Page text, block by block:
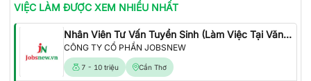
VIỆC LÀM ĐƯỢC XEM NHIỀU NHẤT
Nhân Viên Tư Vấn Tuyển Sinh (Làm Việc Tại Văn Phòng)
CÔNG TY CỔ PHẦN JOBSNEW
7 - 10 triệu Cần Thơ